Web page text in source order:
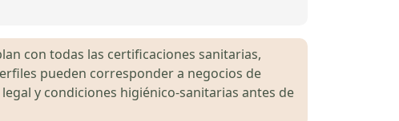
con todas las certificaciones sanitarias,
pueden corresponder a negocios de
y condiciones higiénico-sanitarias antes de